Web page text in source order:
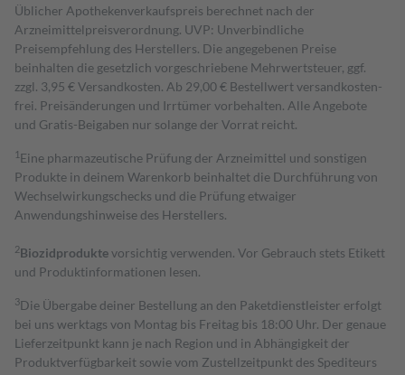
Üblicher Apothekenverkaufspreis berechnet nach der
Arzneimittelpreisverordnung. UVP: Unverbindliche
Preisempfehlung des Herstellers. Die angegebenen Preise
beinhalten die gesetzlich vorgeschriebene Mehrwertsteuer, ggf.
zzgl. 3,95 € Versandkosten. Ab 29,00 € Bestell­wert versand­kosten­
frei. Preisänderungen und Irrtümer vorbehalten. Alle Angebote
und Gratis-Beigaben nur solange der Vorrat reicht.
1 Eine pharmazeutische Prüfung der Arzneimittel und sonstigen
Produkte in deinem Warenkorb beinhaltet die Durchführung von
Wechselwirkungschecks und die Prüfung etwaiger
Anwendungshinweise des Herstellers.
2Biozidproduktevorsichtig verwenden. Vor Gebrauch stets Etikett
und Produktinformationen lesen.
3Die Übergabe deiner Bestellung an den Paketdienstleister erfolgt
bei uns werktags von Montag bis Freitag bis 18:00 Uhr. Der genaue
Lieferzeitpunkt kann je nach Region und in Abhängigkeit der
Produktverfügbarkeit sowie vom Zustellzeitpunkt des Spediteurs